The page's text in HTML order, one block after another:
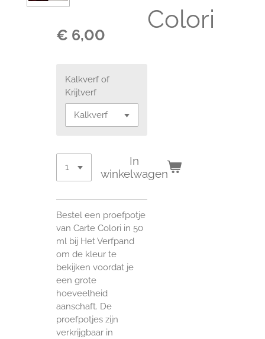
Colori
€ 6,00
Kalkverf of
Krijtverf
In
winkelwagen
Bestel een proefpotje
van Carte Colori in 50
ml bij Het Verfpand
om de kleur te
bekijken voordat je
een grote
hoeveelheid
aanschaft. De
proefpotjes zijn
verkrijgbaar in